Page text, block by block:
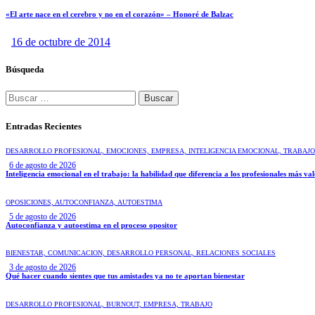
«El arte nace en el cerebro y no en el corazón» – Honoré de Balzac
16 de octubre de 2014
Búsqueda
Entradas Recientes
DESARROLLO PROFESIONAL, EMOCIONES, EMPRESA, INTELIGENCIA EMOCIONAL, TRABAJO
6 de agosto de 2026
Inteligencia emocional en el trabajo: la habilidad que diferencia a los profesionales más
OPOSICIONES, AUTOCONFIANZA, AUTOESTIMA
5 de agosto de 2026
Autoconfianza y autoestima en el proceso opositor
BIENESTAR, COMUNICACIÓN, DESARROLLO PERSONAL, RELACIONES SOCIALES
3 de agosto de 2026
Qué hacer cuando sientes que tus amistades ya no te aportan bienestar
DESARROLLO PROFESIONAL, BURNOUT, EMPRESA, TRABAJO